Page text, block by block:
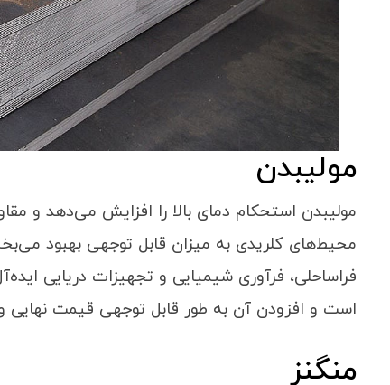
مولیبدن
مولیبدن استحکام دمای بالا را افزایش می‌دهد و
محیط‌های کلریدی به میزان قابل توجهی بهبود
فراساحلی، فرآوری شیمیایی و تجهیزات دریایی
است و افزودن آن به طور قابل توجهی قیمت نهایی
منگنز